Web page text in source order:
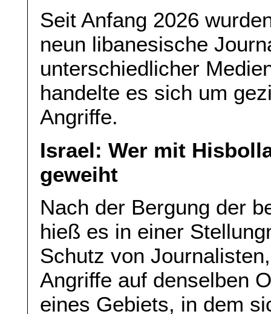
Seit Anfang 2026
neun libanesische
unterschiedlicher
handelte es sich um
Angriffe.
Israel: Wer mit
geweiht
Nach der Bergung der
hieß es in einer
Schutz von
Angriffe auf denselben
eines Gebiets, in dem